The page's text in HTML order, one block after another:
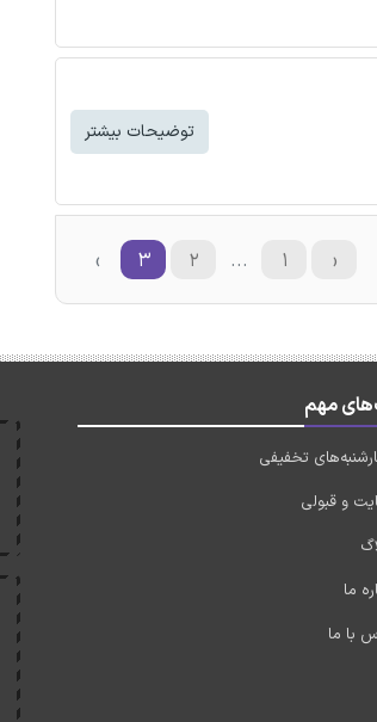
توضیحات بیشتر
‹ ۱ ... ۲ ۳ ›
مهم
تخفیفی
و قبولی
ما
با ما